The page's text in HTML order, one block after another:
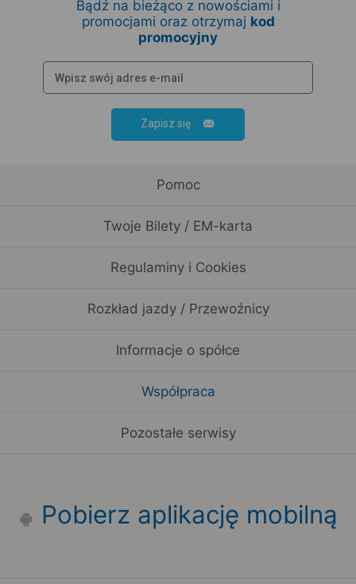
Bądź na bieżąco z nowościami i
promocjami oraz otrzymaj kod
promocyjny
Zapisz się
Pomoc
Twoje Bilety / EM-karta
Regulaminy i Cookies
Rozkład jazdy / Przewoźnicy
Informacje o spółce
Współpraca
Pozostałe serwisy
Pobierz aplikację mobilną